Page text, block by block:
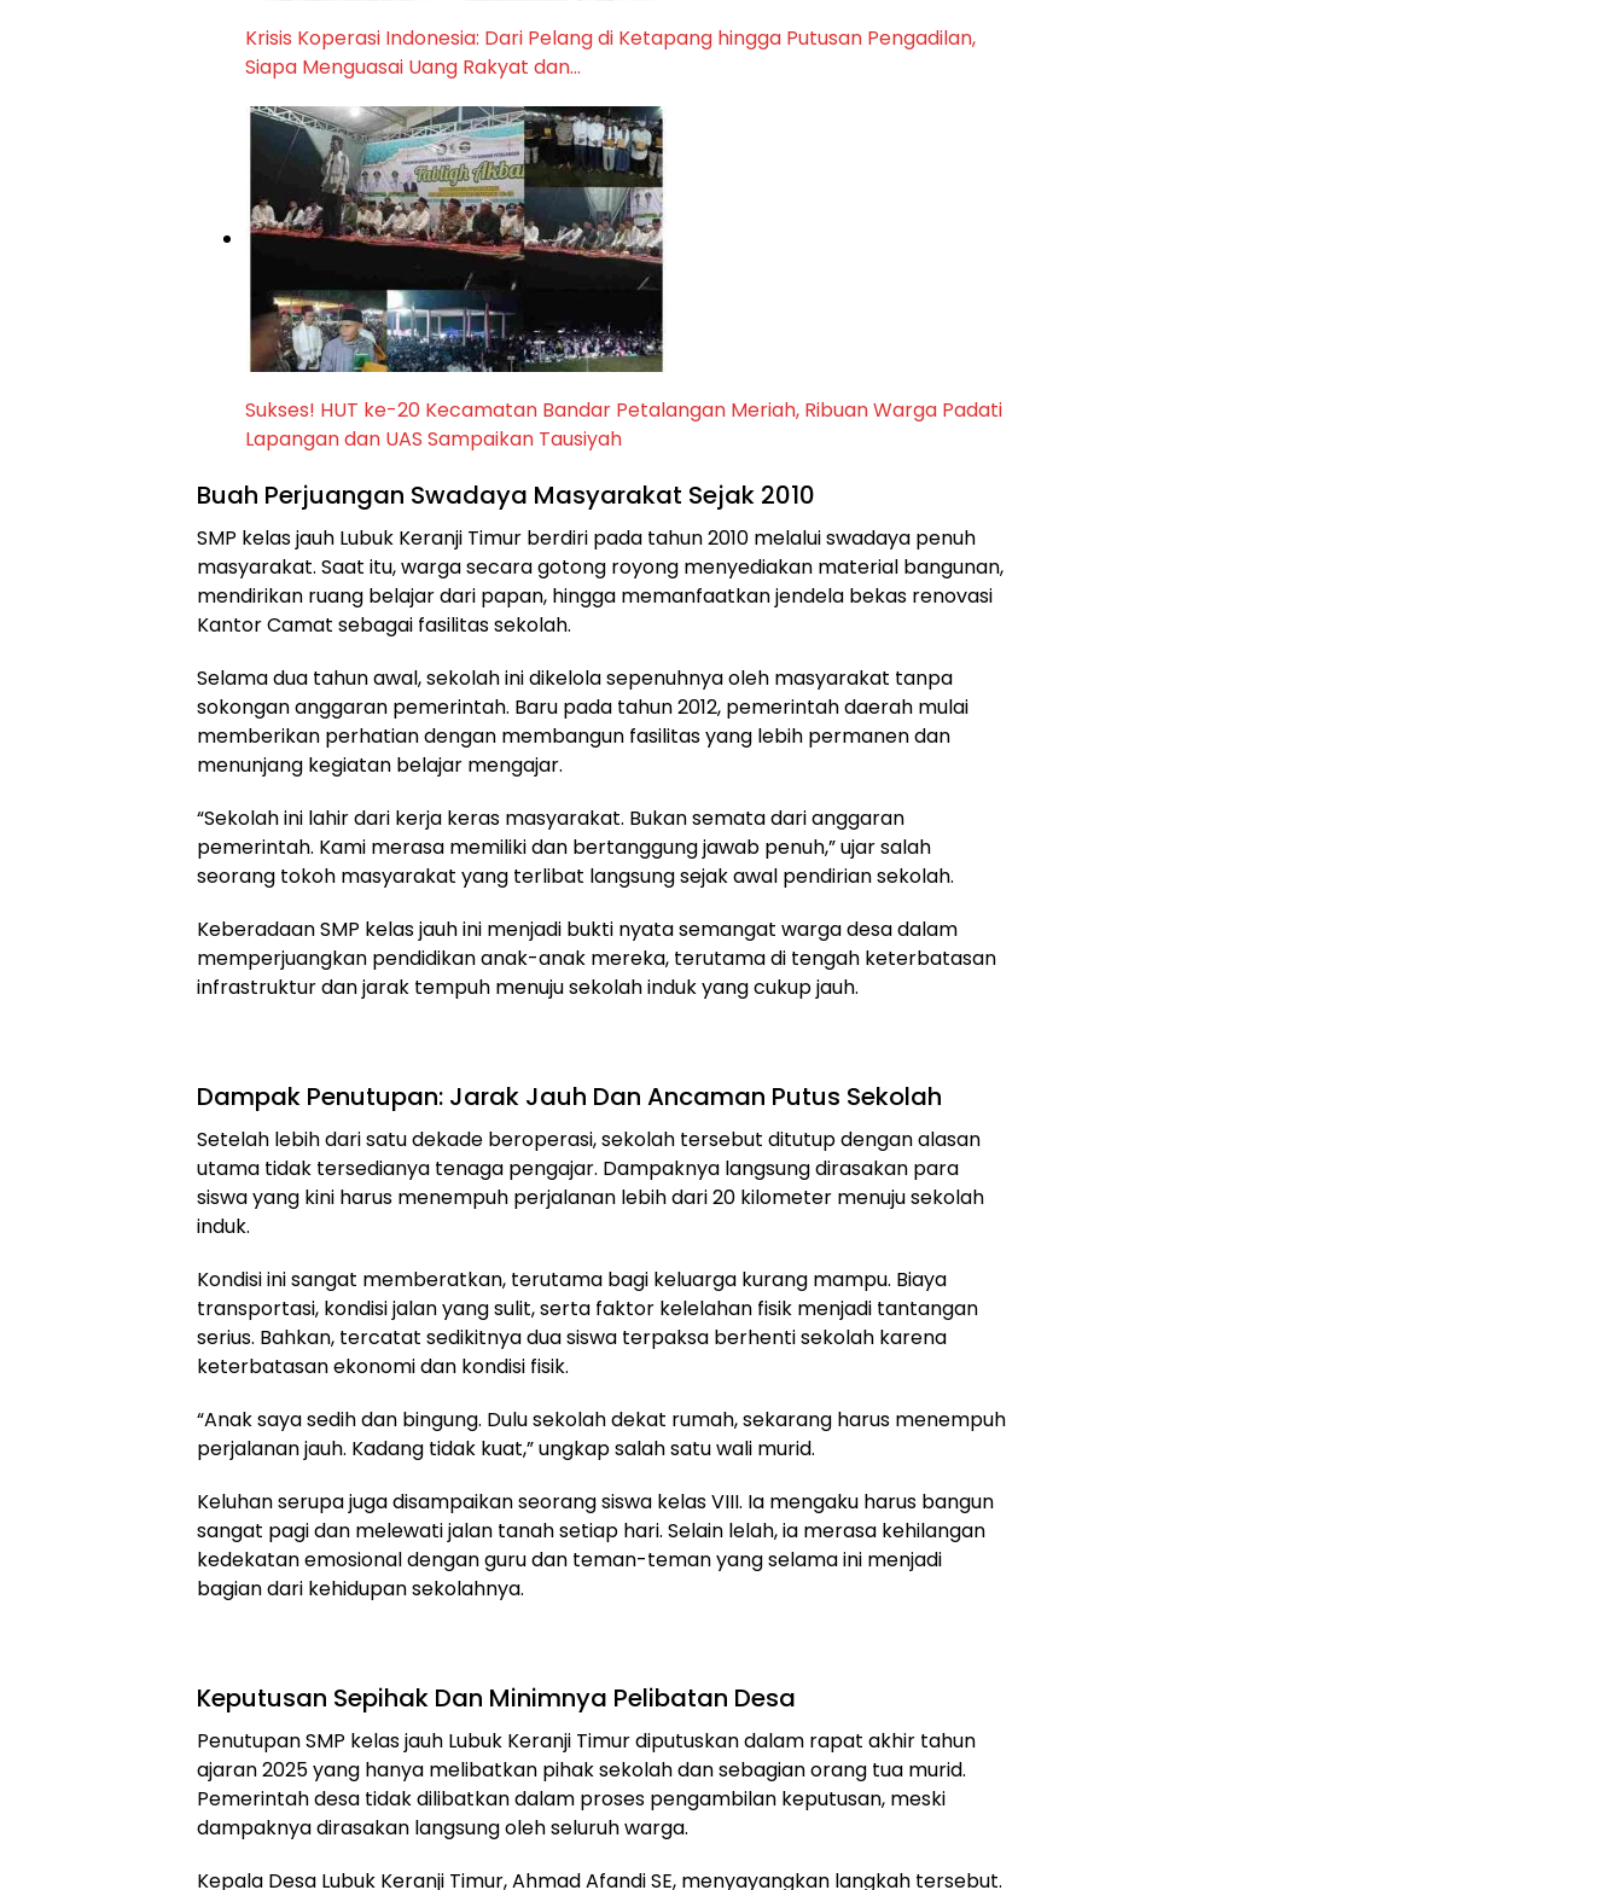
Krisis Koperasi Indonesia: Dari Pelang di Ketapang hingga Putusan Pengadilan,
Siapa Menguasai Uang Rakyat dan…
Sukses! HUT ke-20 Kecamatan Bandar Petalangan Meriah, Ribuan Warga Padati
Lapangan dan UAS Sampaikan Tausiyah
Buah Perjuangan Swadaya Masyarakat Sejak 2010
SMP kelas jauh Lubuk Keranji Timur berdiri pada tahun 2010 melalui swadaya penuh
masyarakat. Saat itu, warga secara gotong royong menyediakan material bangunan,
mendirikan ruang belajar dari papan, hingga memanfaatkan jendela bekas renovasi
Kantor Camat sebagai fasilitas sekolah.
Selama dua tahun awal, sekolah ini dikelola sepenuhnya oleh masyarakat tanpa
sokongan anggaran pemerintah. Baru pada tahun 2012, pemerintah daerah mulai
memberikan perhatian dengan membangun fasilitas yang lebih permanen dan
menunjang kegiatan belajar mengajar.
“Sekolah ini lahir dari kerja keras masyarakat. Bukan semata dari anggaran
pemerintah. Kami merasa memiliki dan bertanggung jawab penuh,” ujar salah
seorang tokoh masyarakat yang terlibat langsung sejak awal pendirian sekolah.
Keberadaan SMP kelas jauh ini menjadi bukti nyata semangat warga desa dalam
memperjuangkan pendidikan anak-anak mereka, terutama di tengah keterbatasan
infrastruktur dan jarak tempuh menuju sekolah induk yang cukup jauh.
Dampak Penutupan: Jarak Jauh Dan Ancaman Putus Sekolah
Setelah lebih dari satu dekade beroperasi, sekolah tersebut ditutup dengan alasan
utama tidak tersedianya tenaga pengajar. Dampaknya langsung dirasakan para
siswa yang kini harus menempuh perjalanan lebih dari 20 kilometer menuju sekolah
induk.
Kondisi ini sangat memberatkan, terutama bagi keluarga kurang mampu. Biaya
transportasi, kondisi jalan yang sulit, serta faktor kelelahan fisik menjadi tantangan
serius. Bahkan, tercatat sedikitnya dua siswa terpaksa berhenti sekolah karena
keterbatasan ekonomi dan kondisi fisik.
“Anak saya sedih dan bingung. Dulu sekolah dekat rumah, sekarang harus menempuh
perjalanan jauh. Kadang tidak kuat,” ungkap salah satu wali murid.
Keluhan serupa juga disampaikan seorang siswa kelas VIII. Ia mengaku harus bangun
sangat pagi dan melewati jalan tanah setiap hari. Selain lelah, ia merasa kehilangan
kedekatan emosional dengan guru dan teman-teman yang selama ini menjadi
bagian dari kehidupan sekolahnya.
Keputusan Sepihak Dan Minimnya Pelibatan Desa
Penutupan SMP kelas jauh Lubuk Keranji Timur diputuskan dalam rapat akhir tahun
ajaran 2025 yang hanya melibatkan pihak sekolah dan sebagian orang tua murid.
Pemerintah desa tidak dilibatkan dalam proses pengambilan keputusan, meski
dampaknya dirasakan langsung oleh seluruh warga.
Kepala Desa Lubuk Keranji Timur, Ahmad Afandi SE, menyayangkan langkah tersebut.